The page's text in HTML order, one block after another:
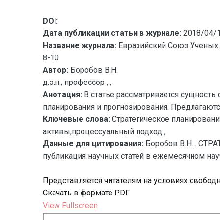
DOI:
Дата публикации статьи в журнале: 2018/04/
Название журнала: Евразийский Союз
8-10
Автор: Боробов В.Н.
д.э.н., профессор , ,
Анотация: В статье рассматривается
планирования и прогнозирования.
Ключевые слова: Стратегическое
активы,процессуальный подход ,
Данные для цитирования: Боробов В.Н. .
публикация научных статей в ежемесячном
Представляется читателям на условиях
Скачать в формате PDF
View Fullscreen